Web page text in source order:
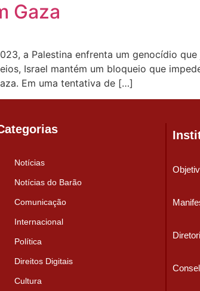
Gaza
a Palestina enfrenta um genocídio
Israel mantém um bloqueio que
Em uma tentativa de […]
Notícias
Notícias do Barão
Comunicação
Internacional
Política
Direitos Digitais
Cultura